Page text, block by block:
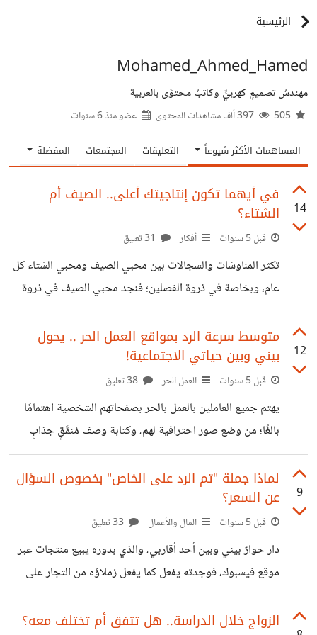
الرئيسية
Mohamed_Ahmed_Hamed
مهندسُ تصميمٍ كهربيٍّ وكاتبُ محتوًى بالعربية
عضو منذ6 سنوات
المساهمات الأكثر شيوعاً التعليقات المجتمعات المفضلة
14
في أيهما تكون إنتاجيتك أعلى.. الصيف أم
الشتاء؟
قبل 5 سنوات أفكار
تكثر المناوشات والسجالات بين محبي الصيف ومحبي الشتاء كل
عام، وبخاصة في ذروة الفصلين؛ فنجد محبي الصيف في ذروة
الشتاء من بردٍ وأمطارٍ في شهر يناير، يلقون الحُجة على محبي
الشتاء اللذين لا يستطيعون الخروج من بيوتهم في هذه أجواء
قارسة البرودة. ثم نجد محبي الشتاء في ذروة الصيف في شهر
أغسطس، يجادلون بالدلائل محبي الصيف اللذين يتصببون عرقًا
من شدة الحر. ولكن تناول الفئتين للموضوع يكون بعيدًا عن
قضية الإنتاجية والعمل، فأيهما تُفضلون برأيكم من حيث هذين
12
متوسط سرعة الرد بمواقع العمل الحر .. يحول
بيني وبين حياتي الاجتماعية!
قبل 5 سنوات العمل الحر
يهتم جميع العاملين بالعمل بالحر بصفحاتهم الشخصية اهتمامًا
بالغًا؛ من وضع صور احترافية لهم، وكتابة وصف مُنمَّقٍ جذابٍ
لبياناتهم ومهاراتهم الشخصية، وكذلك يهتمون بأن يكون التقييم
الخاص بهم أعلى ما يُمكن؛ إذ هذا برهانٌ أن العمل الخاص بهم
على المستوى المأمول. كما ويُضاف لما سبق، *متوسط/مُعدل
سرعة الرد*، ويُقصد به مدى سرعة الرد على العملاء، وبالتأكيد
أنه كلما كان الوقت الخاص بسرعة الرد أقل ما يمكن، كلما كان
ذلك أفضل وأشد جذبًا للعميل، ويُعدُّ مؤشرًا أن العميل لن يطول
9
لماذا جملة "تم الرد على الخاص" بخصوص السؤال
عن السعر؟
قبل 5 سنوات المال والأعمال
دار حوارٌ بيني وبين أحد أقاربي، والذي بدوره يبيع منتجات عبر
موقع فيسبوك، فوجدته يفعل كما يفعل زملاؤه من التجار على
مواقع التواصل الاجتماعي؛ إذ يُعلِّق تعليقًا موحدًا على جميع منْ
يطلب معرفة السعر في التعليقات، بجملة *"تم الرد على
الزواج خلال الدراسة.. هل تتفق أم تختلف معه؟